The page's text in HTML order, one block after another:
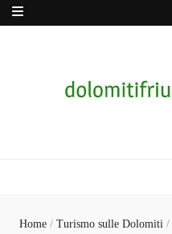
Home / Turismo sulle Dolomiti /